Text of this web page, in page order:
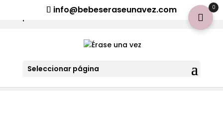
¡Aviso importante para tod@s! Si necesitan más información
info@bebeseraseunavez.com
Seleccionar página
0